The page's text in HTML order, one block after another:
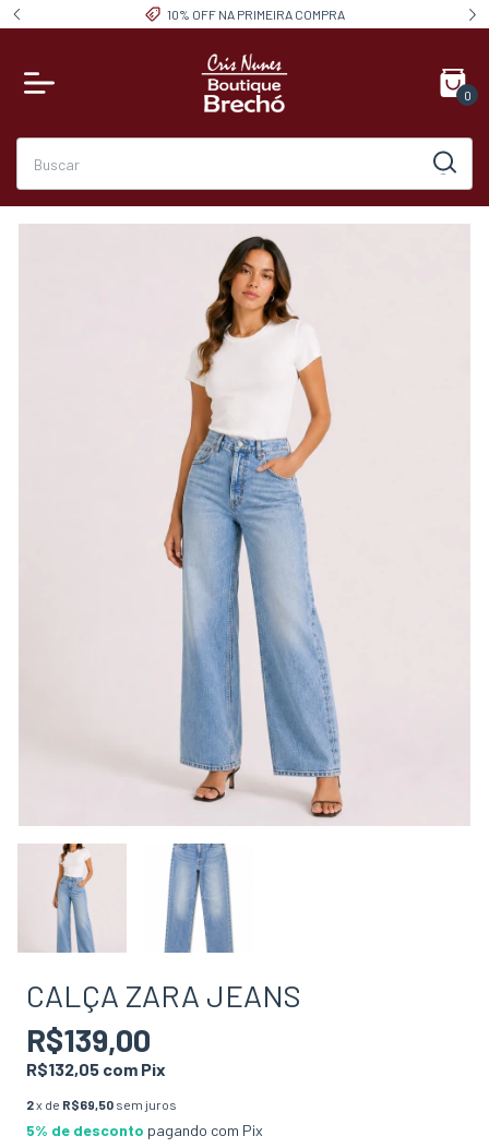
10% OFF NA PRIMEIRA COMPRA
0
CALÇA ZARA JEANS
R$139,00
R$132,05 com Pix
2x de R$69,50 sem juros
5% de desconto pagando com Pix